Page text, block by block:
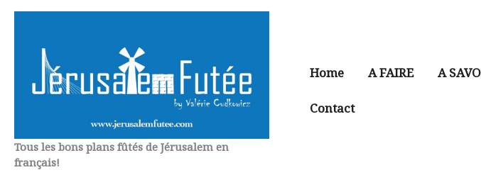
Aller
contenu
Tous les bons plans fûtés de Jérusalem en
français!
Home A FAIRE A
Contact